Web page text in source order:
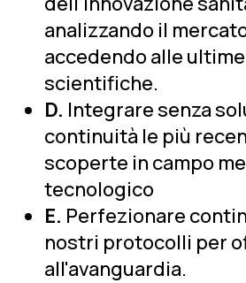
analizzando il
accedendo alle
scientifiche.
D. Integrare senza
continuità le più
scoperte in campo
tecnologico
E. Perfezionare
nostri protocolli per
all'avanguardia.